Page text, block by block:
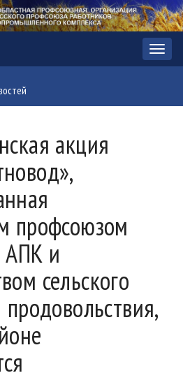
Меню
акция
профсоюзом
АПК и
сельского